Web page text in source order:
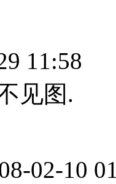
11:58
见图.
02-10